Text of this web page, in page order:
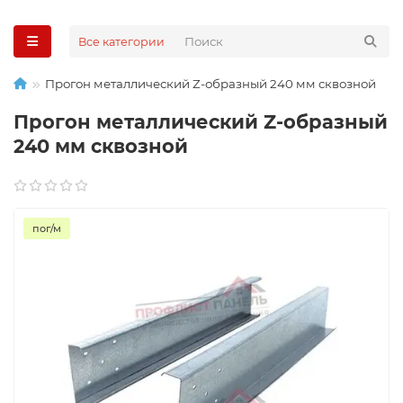
Все категории
Прогон металлический Z-образный 240 мм сквозной
Прогон металлический Z-образный
240 мм сквозной
пог/м